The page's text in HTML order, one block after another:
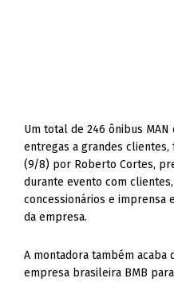
Um total de 246 ônibus
entregas a grandes
(9/8) por Roberto Cortes,
durante evento com
concessionários e imprensa
da empresa.
A montadora também acaba
empresa brasileira BMB